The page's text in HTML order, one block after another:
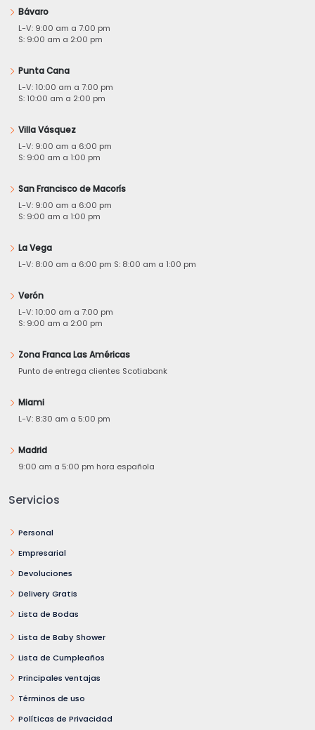
Bávaro
L-V: 9:00 am a 7:00 pm
S: 9:00 am a 2:00 pm
Punta Cana
L-V: 10:00 am a 7:00 pm
S: 10:00 am a 2:00 pm
Villa Vásquez
L-V: 9:00 am a 6:00 pm
S: 9:00 am a 1:00 pm
San Francisco de Macorís
L-V: 9:00 am a 6:00 pm
S: 9:00 am a 1:00 pm
La Vega
L-V: 8:00 am a 6:00 pm S: 8:00 am a 1:00 pm
Verón
L-V: 10:00 am a 7:00 pm
S: 9:00 am a 2:00 pm
Zona Franca Las Américas
Punto de entrega clientes Scotiabank
Miami
L-V: 8:30 am a 5:00 pm
Madrid
9:00 am a 5:00 pm hora española
Servicios
Personal
Empresarial
Devoluciones
Delivery Gratis
Lista de Bodas
Lista de Baby Shower
Lista de Cumpleaños
Principales ventajas
Términos de uso
Políticas de Privacidad